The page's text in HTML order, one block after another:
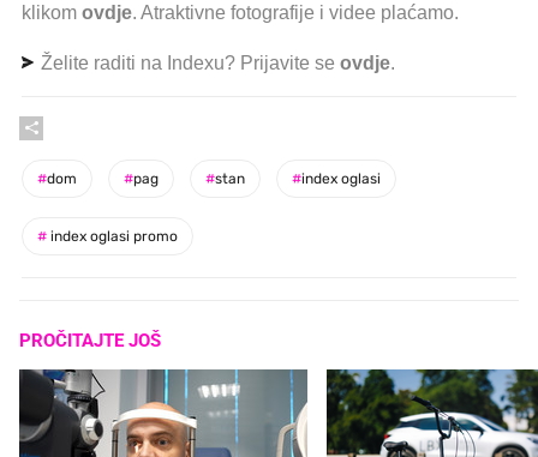
klikom ovdje. Atraktivne fotografije i videe plaćamo.
Želite raditi na Indexu? Prijavite se ovdje.
#dom #pag #stan #index oglasi
# index oglasi promo
PROČITAJTE JOŠ